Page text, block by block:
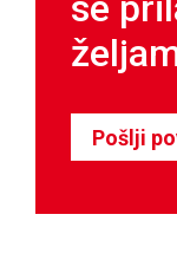
Pošlji